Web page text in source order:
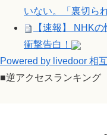
いない。「裏切ら
【速報】 NHK
衝撃告白！
Powered by livedoor 相
■逆アクセスランキング